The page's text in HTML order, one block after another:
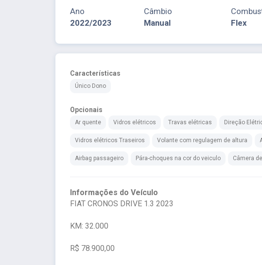
Ano
2022/2023
Câmbio
Manual
Flex
Características
Único Dono
Opcionais
Ar quente Vidros elétricos Travas elétricas Direção
Vidros elétricos Traseiros Volante com regulagem de altura
Airbag passageiro Pára-choques na cor do veiculo Câmera
Informações do Veículo
FIAT CRONOS DRIVE 1.3 2023
KM: 32.000
R$ 78.900,00